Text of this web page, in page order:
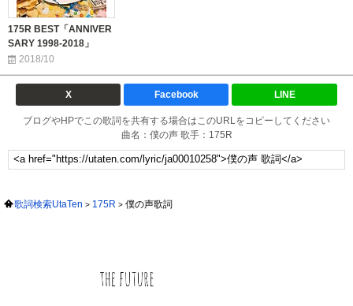
175R BEST「ANNIVER
SARY 1998-2018」
2018/10
X Facebook LINE
ブログやHPでこの歌詞を共有する場合はこのURLをコピーしてください
曲名：僕の声 歌手：175R
歌詞検索UtaTen 175R 僕の声歌詞